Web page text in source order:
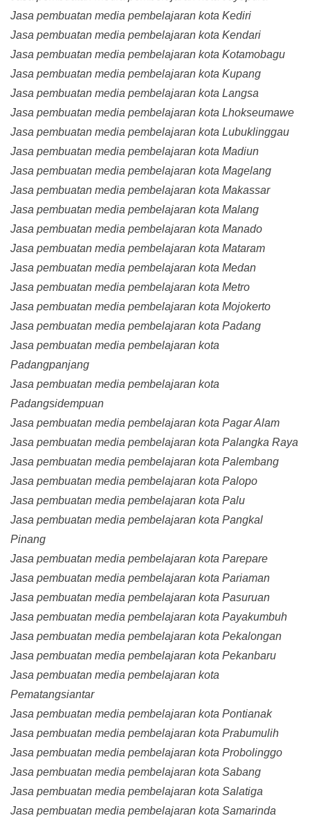
Jasa pembuatan media pembelajaran kota Kediri
Jasa pembuatan media pembelajaran kota Kendari
Jasa pembuatan media pembelajaran kota Kotamobagu
Jasa pembuatan media pembelajaran kota Kupang
Jasa pembuatan media pembelajaran kota Langsa
Jasa pembuatan media pembelajaran kota Lhokseumawe
Jasa pembuatan media pembelajaran kota Lubuklinggau
Jasa pembuatan media pembelajaran kota Madiun
Jasa pembuatan media pembelajaran kota Magelang
Jasa pembuatan media pembelajaran kota Makassar
Jasa pembuatan media pembelajaran kota Malang
Jasa pembuatan media pembelajaran kota Manado
Jasa pembuatan media pembelajaran kota Mataram
Jasa pembuatan media pembelajaran kota Medan
Jasa pembuatan media pembelajaran kota Metro
Jasa pembuatan media pembelajaran kota Mojokerto
Jasa pembuatan media pembelajaran kota Padang
Jasa pembuatan media pembelajaran kota
Padangpanjang
Jasa pembuatan media pembelajaran kota
Padangsidempuan
Jasa pembuatan media pembelajaran kota Pagar Alam
Jasa pembuatan media pembelajaran kota Palangka Raya
Jasa pembuatan media pembelajaran kota Palembang
Jasa pembuatan media pembelajaran kota Palopo
Jasa pembuatan media pembelajaran kota Palu
Jasa pembuatan media pembelajaran kota Pangkal
Pinang
Jasa pembuatan media pembelajaran kota Parepare
Jasa pembuatan media pembelajaran kota Pariaman
Jasa pembuatan media pembelajaran kota Pasuruan
Jasa pembuatan media pembelajaran kota Payakumbuh
Jasa pembuatan media pembelajaran kota Pekalongan
Jasa pembuatan media pembelajaran kota Pekanbaru
Jasa pembuatan media pembelajaran kota
Pematangsiantar
Jasa pembuatan media pembelajaran kota Pontianak
Jasa pembuatan media pembelajaran kota Prabumulih
Jasa pembuatan media pembelajaran kota Probolinggo
Jasa pembuatan media pembelajaran kota Sabang
Jasa pembuatan media pembelajaran kota Salatiga
Jasa pembuatan media pembelajaran kota Samarinda